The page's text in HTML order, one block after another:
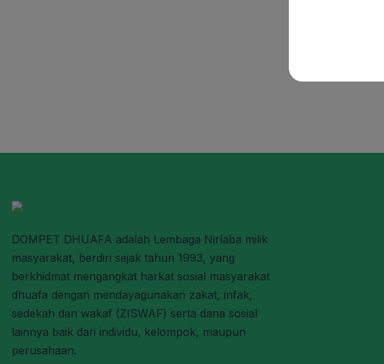
DOMPET DHUAFA adalah Lembaga Nirlaba milik
masyarakat, berdiri sejak tahun 1993, yang
berkhidmat mengangkat harkat sosial masyarakat
dhuafa dengan mendayagunakan zakat, infak,
sedekah dan wakaf (ZISWAF) serta dana sosial
lainnya baik dari individu, kelompok, maupun
perusahaan.